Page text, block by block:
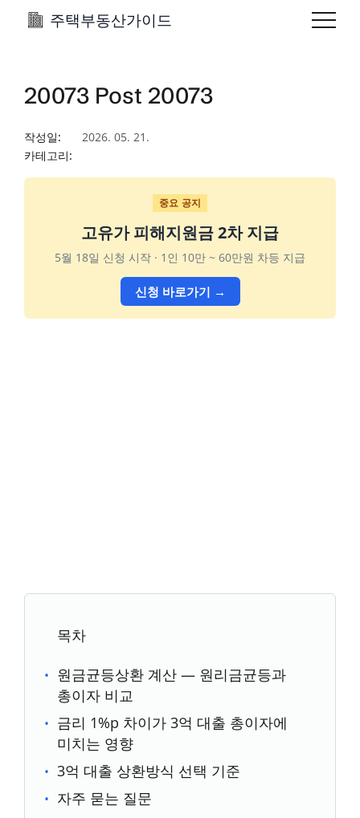
주택부동산가이드
20073 Post 20073
작성일:
2026. 05. 21.
카테고리:
중요 공지
고유가 피해지원금 2차 지급
5월 18일 신청 시작 · 1인 10만 ~ 60만원 차등 지급
신청 바로가기 →
목차
원금균등상환 계산 — 원리금균등과
총이자 비교
금리 1%p 차이가 3억 대출 총이자에
미치는 영향
3억 대출 상환방식 선택 기준
자주 묻는 질문